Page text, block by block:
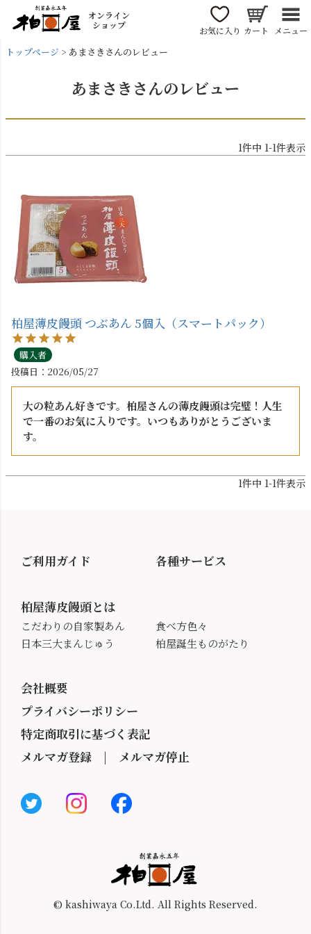
オンライン
ショップ
お気に入り カート メニュー
トップページ あまさきさんのレビュー
あまさきさんのレビュー
1件中 1-1件表示
柏屋薄皮饅頭 つぶあん 5個入（スマートパック）
購入者
投稿日
2026/05/27
大の粒あん好きです。柏屋さんの薄皮饅頭は完璧！人生
で一番のお気に入りです。いつもありがとうございま
す。
1件中 1-1件表示
ご利用ガイド 各種サービス
柏屋薄皮饅頭とは
こだわりの自家製あん
日本三大まんじゅう
食べ方色々
柏屋誕生ものがたり
会社概要
プライバシーポリシー
特定商取引に基づく表記
メルマガ登録 | メルマガ停止
© kashiwaya Co.Ltd. All Rights Reserved.